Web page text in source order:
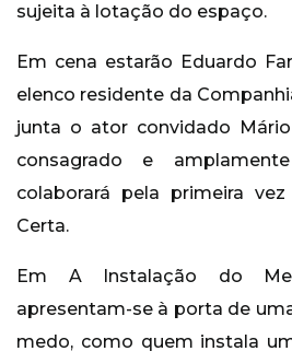
sujeita à lotação do espaço.
Em cena estarão Eduardo
elenco residente da
junta o ator convidado
consagrado e
colaborará pela primeira
Certa.
Em A Instalação do
apresentam-se à porta de
medo, como quem instala